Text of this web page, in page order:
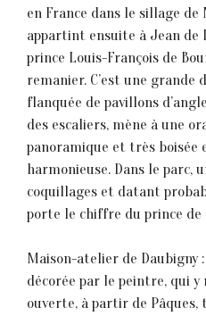
en France dans le sillage de
appartint ensuite à Jean de
prince Louis-François de
remanier. C’est une
flanquée de pavillons
des escaliers, mène à une
panoramique et très
harmonieuse. Dans le parc,
coquillages et datant
porte le chiffre du prince de
Maison-atelier de Daubigny
décorée par le peintre, qui
ouverte, à partir de Pâques,